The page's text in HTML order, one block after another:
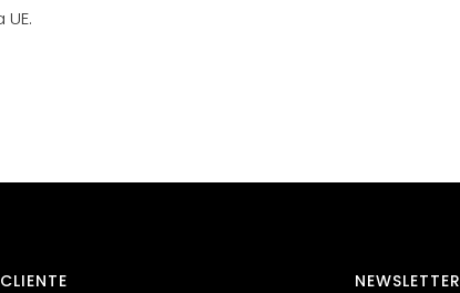
NEWSLETTER